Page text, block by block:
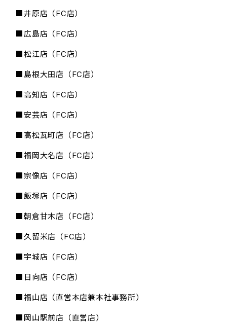
■井原店（FC店）
■広島店（FC店）
■松江店（FC店）
■島根大田店（FC店）
■高知店（FC店）
■安芸店（FC店）
■高松瓦町店（FC店）
■福岡大名店（FC店）
■宗像店（FC店）
■飯塚店（FC店）
■朝倉甘木店（FC店）
■久留米店（FC店）
■宇城店（FC店）
■日向店（FC店）
■福山店（直営本店兼本社事務所）
■岡山駅前店（直営店）